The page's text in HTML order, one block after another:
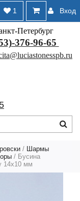
Вход
1
Петербург
376-96-65
/
Шармы
/ Бусина
14х10 мм